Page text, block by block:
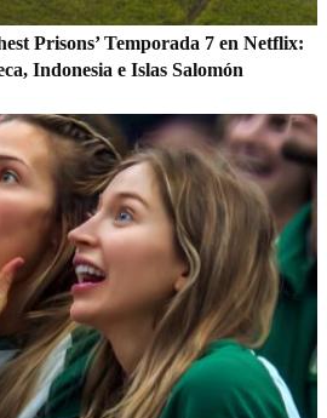
Prisons’ Temporada 7 en Netflix:
Indonesia e Islas Salomón